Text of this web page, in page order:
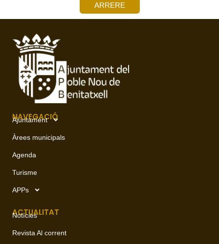
ARRERE
NAVEGACIÓ
Ajuntament
Àrees municipals
Agenda
Turisme
APPs
ACTUALITAT
Notícies
Revista Al corrent